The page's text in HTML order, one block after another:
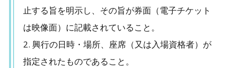
止する旨を明示し、その旨が券面（電子チケット
は映像面）に記載されていること。
興行の日時・場所、座席（又は入場資格者）が
指定されたものであること。